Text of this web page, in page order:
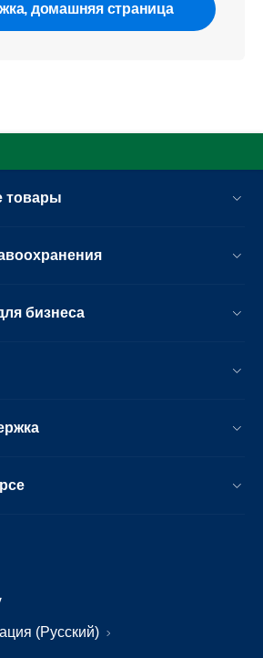
домашняя страница
товары
бизнеса
(Русский)